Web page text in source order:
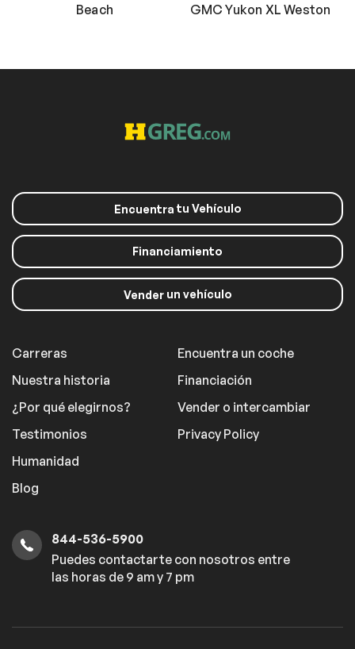
Beach
GMC Yukon XL Weston
Encuentra tu Vehículo
Financiamiento
Venderun vehículo
Carreras
Nuestra historia
¿Por qué elegirnos?
Testimonios
Humanidad
Blog
Encuentra un coche
Financiación
Vender o intercambiar
Privacy Policy
844-536-5900
Puedes contactarte con nosotros entre
las horas de 9 am y 7 pm